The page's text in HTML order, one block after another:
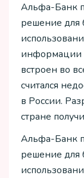
Альфа-Банк
решение для
информации
встроен во
считался
в России.
стране
Альфа-Банк
решение для